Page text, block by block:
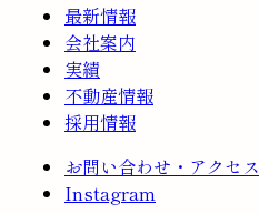
最新情報
会社案内
実績
不動産情報
採用情報
お問い合わせ・アクセス
Instagram